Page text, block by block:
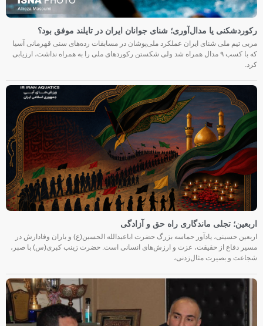
رکوردشکنی یا مدال‌آوری؛ شنای جوانان ایران در تایلند موفق بود؟
مربی تیم ملی شنای ایران عملکرد ملی‌پوشان در مسابقات رده‌های سنی قهرمانی آسیا
که با کسب ۹ مدال همراه شد ولی شکستن رکوردهای ملی را به همراه نداشت، ارزیابی
کرد.
اربعین؛ تجلی ماندگاری راه حق و آزادگی
اربعین حسینی، یادآور حماسه بزرگ حضرت اباعبدالله الحسین(ع) و یاران وفادارش در
مسیر دفاع از حقیقت، عزت و ارزش‌های انسانی است. حضرت زینب کبری(س) با صبر،
شجاعت و بصیرت مثال‌زدنی،